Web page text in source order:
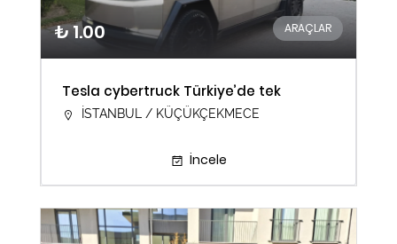
₺ 1.00 ARAÇLAR
Tesla cybertruck Türkiye’de tek
İSTANBUL / KÜÇÜKÇEKMECE
İncele